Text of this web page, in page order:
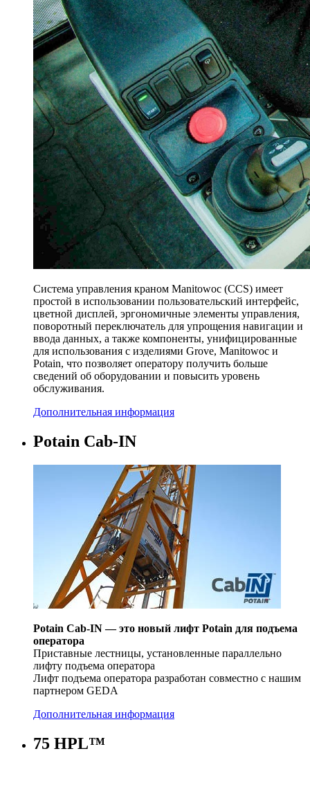
Система управления краном Manitowoc (CCS) имеет
простой в использовании пользовательский интерфейс,
цветной дисплей, эргономичные элементы управления,
поворотный переключатель для упрощения навигации и
ввода данных, а также компоненты, унифицированные
для использования с изделиями Grove, Manitowoc и
Potain, что позволяет оператору получить больше
сведений об оборудовании и повысить уровень
обслуживания.
Дополнительная информация
Potain Cab-IN
Potain Cab-IN — это новый лифт Potain для подъема
оператора
Приставные лестницы, установленные параллельно
лифту подъема оператора
Лифт подъема оператора разработан совместно с нашим
партнером GEDA
Дополнительная информация
75 HPL™